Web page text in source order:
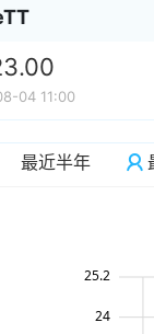
04 11:00
最近半年